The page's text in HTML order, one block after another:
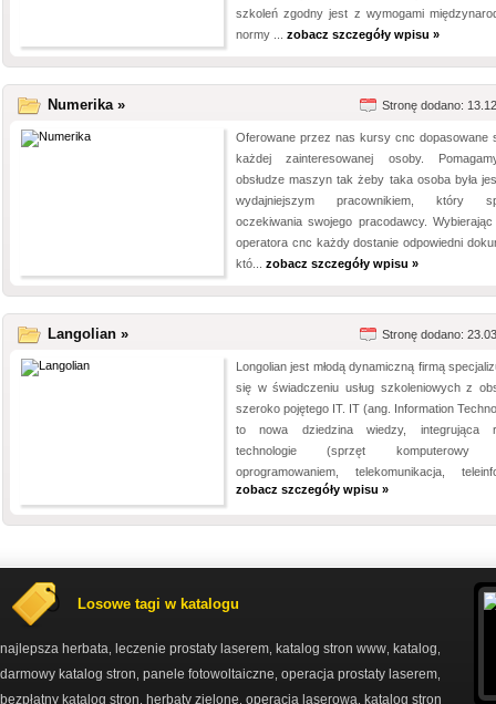
szkoleń zgodny jest z wymogami
normy ... zobacz szczegóły wpisu »
Numerika » Stronę dodano:
Oferowane przez nas kursy cnc dopasowane
każdej zainteresowanej osoby.
obsłudze maszyn tak żeby taka osoba była
wydajniejszym pracownikiem, który
oczekiwania swojego pracodawcy.
operatora cnc każdy dostanie odpowiedni
któ... zobacz szczegóły wpisu »
Langolian » Stronę dodano:
Longolian jest młodą dynamiczną firmą
się w świadczeniu usług szkoleniowych z
szeroko pojętego IT. IT (ang. Information
to nowa dziedzina wiedzy, integrująca
technologie (sprzęt komputerowy
oprogramowaniem, telekomunikacja,
zobacz szczegóły wpisu »
Losowe tagi w katalogu
najlepsza herbata leczenie prostaty laserem katalog stron www katalog
darmowy katalog stron panele fotowoltaiczne operacja prostaty laserem
bezpłatny katalog stron herbaty zielone operacja laserowa katalog stron